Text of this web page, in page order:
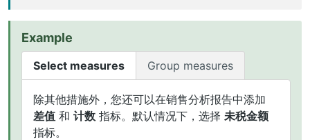
Example
Select measures Group measures
除其他措施外，您还可以在销售分析报告中添加
差值 和 计数 指标。默认情况下，选择 未税金额
指标。